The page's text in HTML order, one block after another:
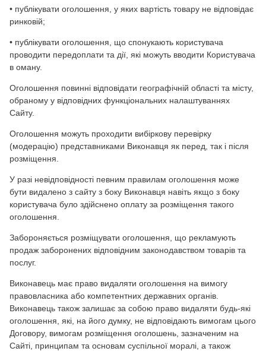
• публікувати оголошення, у яких вартість товару не відповідає
ринковій;
• публікувати оголошення, що спонукають користувача
проводити передоплати та дії, які можуть вводити Користувача
в оману.
Оголошення повинні відповідати географічній області та місту,
обраному у відповідних функціональних налаштуваннях
Сайту.
Оголошення можуть проходити вибіркову перевірку
(модерацію) представниками Виконавця як перед, так і після
розміщення.
У разі невідповідності певним правилам оголошення може
бути видалено з сайту з боку Виконавця навіть якщо з боку
користувача було здійснено оплату за розміщення такого
оголошення.
Забороняється розміщувати оголошення, що рекламують
продаж заборонених відповідним законодавством товарів та
послуг.
Виконавець має право видаляти оголошення на вимогу
правовласника або компетентних державних органів.
Виконавець також залишає за собою право видаляти будь-які
оголошення, які, на його думку, не відповідають вимогам цього
Договору, вимогам розміщення оголошень, зазначеним на
Сайті, принципам та основам суспільної моралі, а також